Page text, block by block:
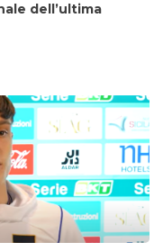
dell’ultima